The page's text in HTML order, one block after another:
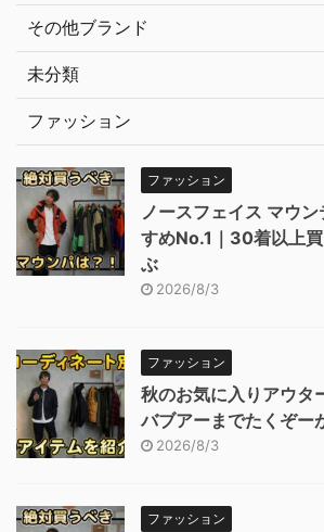
その他ブランド
未分類
ファッション
ファッション
ノースフェイス マウ
すめNo.1｜30着以上
ぶ
2026/8/3
ファッション
秋のお気に入りアウタ
バブアーまでたくぞー
2026/8/3
ファッション